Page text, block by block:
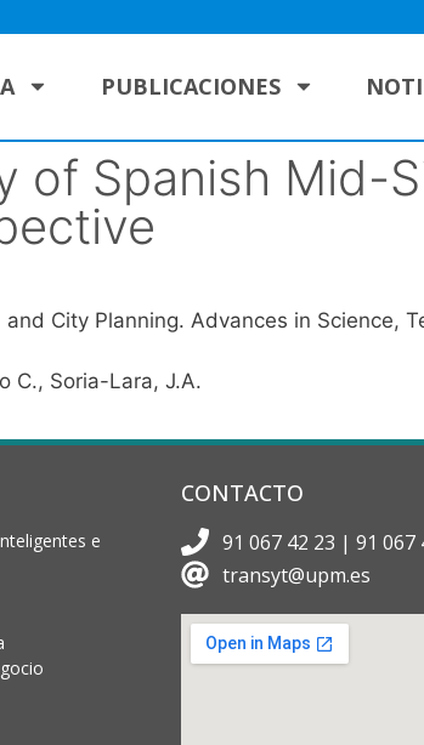
PUBLICACIONES
of Spanish Mid-
City Planning. Advances in Science,
C., Soria-Lara, J.A.
e
CONTACTO
91 067 42 23 | 91 067
transyt@upm.es